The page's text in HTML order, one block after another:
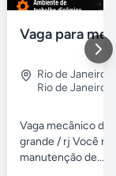
Rio de Janeiro
Rio de Janeiro
Vaga mecânico de
grande / rj Você
manutenção de...